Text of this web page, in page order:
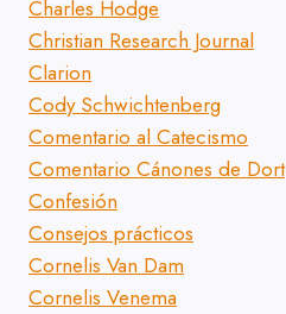
Charles Hodge
Christian Research Journal
Clarion
Cody Schwichtenberg
Comentario al Catecismo
Comentario Cánones de Dort
Confesión
Consejos prácticos
Cornelis Van Dam
Cornelis Venema